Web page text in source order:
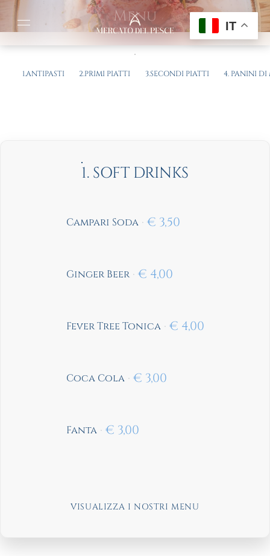
Menu
1.ANTIPASTI 2.PRIMI PIATTI 3.SECONDI PIATTI 4. PANINI DI
1. SOFT DRINKS
Campari Soda € 3,50
Ginger Beer € 4,00
Fever Tree Tonica € 4,00
Coca Cola € 3,00
Fanta € 3,00
VISUALIZZA I NOSTRI MENU
IT